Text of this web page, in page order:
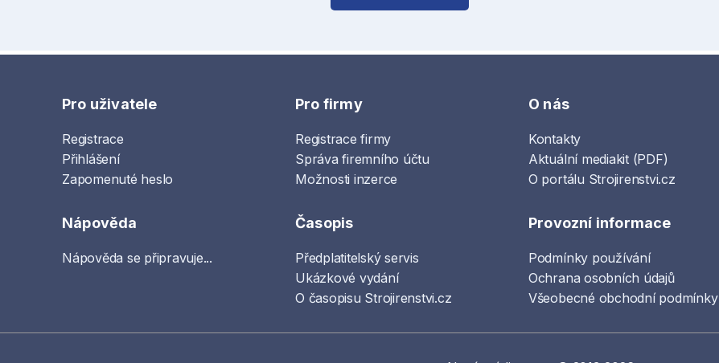
Pro uživatele
Registrace
Přihlášení
Zapomenuté heslo
Pro firmy
Registrace firmy
Správa firemního účtu
Možnosti inzerce
O nás
Kontakty
Aktuální mediakit (PDF)
O portálu Strojirenstvi.cz
Nápověda
Nápověda se připravuje...
Časopis
Předplatitelský servis
Ukázkové vydání
O časopisu Strojirenstvi.cz
Provozní informace
Podmínky používání
Ochrana osobních údajů
Všeobecné obchodní podmínky